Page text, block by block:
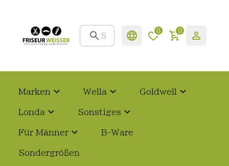
0 0
Marken Wella Goldwell
Londa Sonstiges
Für Männer B-Ware
Sondergrößen